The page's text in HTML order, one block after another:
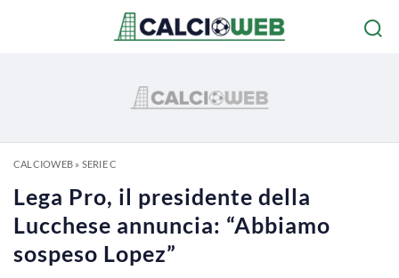
CALCIOWEB» SERIE C
Lega Pro, il presidente della
Lucchese annuncia: “Abbiamo
sospeso Lopez”